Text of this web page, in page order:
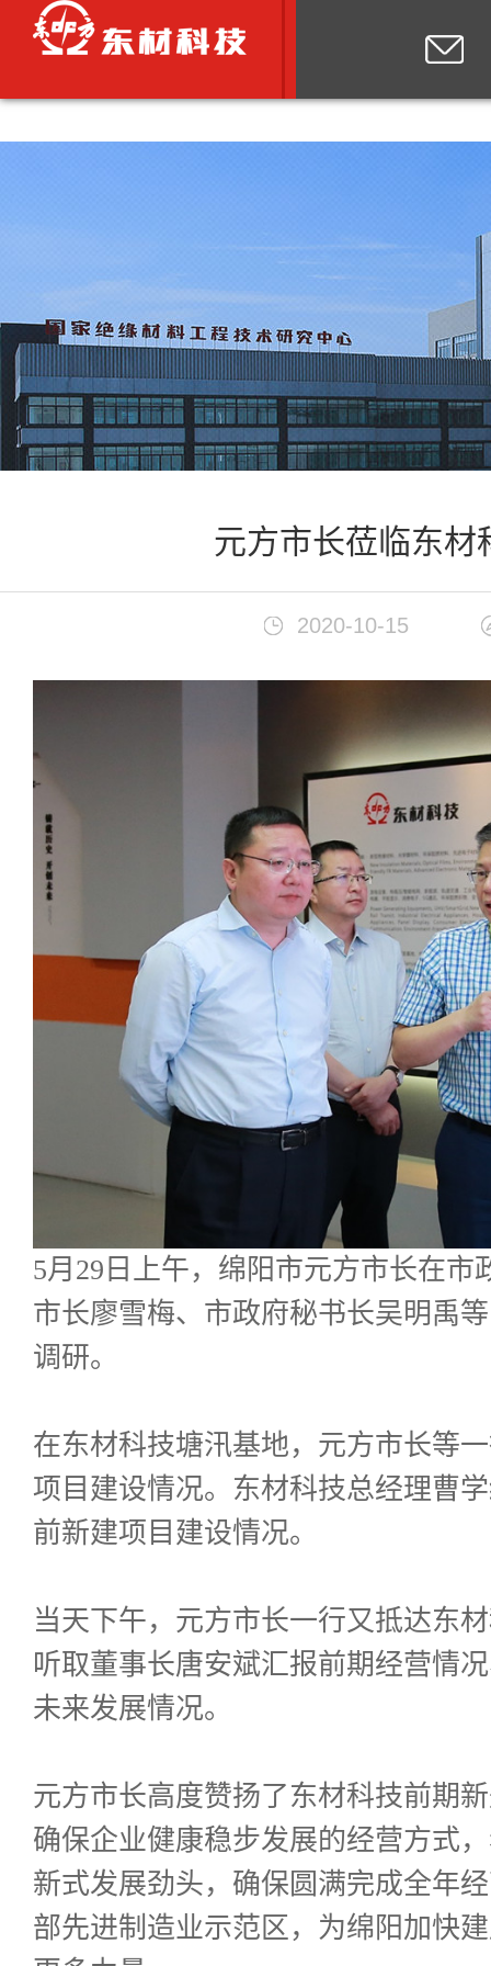
元方市长莅临东材
2020-10-15
5月29日上午，绵阳市元方市长在市
市长廖雪梅、市政府秘书长吴明禹
调研。
在东材科技塘汛基地，元方市长等
项目建设情况。东材科技总经理曹
前新建项目建设情况。
当天下午，元方市长一行又抵达东
听取董事长唐安斌汇报前期经营情
未来发展情况。
元方市长高度赞扬了东材科技前期
确保企业健康稳步发展的经营方式
新式发展劲头，确保圆满完成全年
部先进制造业示范区，为绵阳加快